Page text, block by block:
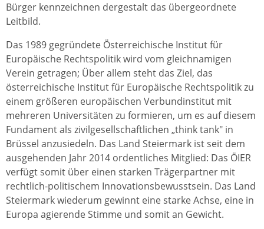
Bürger kennzeichnen dergestalt das übergeordnete
Leitbild.
Das 1989 gegründete Österreichische Institut für
Europäische Rechtspolitik wird vom gleichnamigen
Verein getragen; Über allem steht das Ziel, das
österreichische Institut für Europäische Rechtspolitik zu
einem größeren europäischen Verbundinstitut mit
mehreren Universitäten zu formieren, um es auf diesem
Fundament als zivilgesellschaftlichen „think tank" in
Brüssel anzusiedeln. Das Land Steiermark ist seit dem
ausgehenden Jahr 2014 ordentliches Mitglied: Das ÖIER
verfügt somit über einen starken Trägerpartner mit
rechtlich-politischem Innovationsbewusstsein. Das Land
Steiermark wiederum gewinnt eine starke Achse, eine in
Europa agierende Stimme und somit an Gewicht.